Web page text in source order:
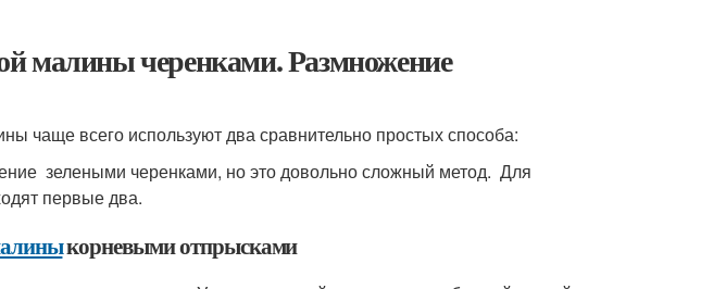
малины черенками. Размножение
чаще всего используют два сравнительно простых способа:
зелеными черенками, но это довольно сложный метод. Для
первые два.
корневыми отпрысками